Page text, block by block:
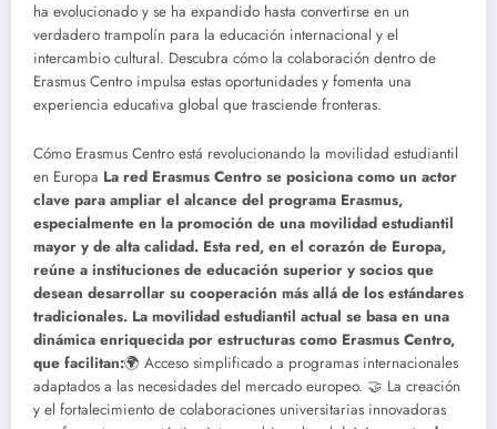
ha evolucionado y se ha expandido hasta convertirse en un
verdadero trampolín para la educación internacional y el
intercambio cultural. Descubra cómo la colaboración dentro de
Erasmus Centro impulsa estas oportunidades y fomenta una
experiencia educativa global que trasciende fronteras.
Cómo Erasmus Centro está revolucionando la movilidad estudiantil
en Europa La red Erasmus Centro se posiciona como un actor
clave para ampliar el alcance del programa Erasmus,
especialmente en la promoción de una movilidad estudiantil
mayor y de alta calidad. Esta red, en el corazón de Europa,
reúne a instituciones de educación superior y socios que
desean desarrollar su cooperación más allá de los estándares
tradicionales. La movilidad estudiantil actual se basa en una
dinámica enriquecida por estructuras como Erasmus Centro,
que facilitan:🌍 Acceso simplificado a programas internacionales
adaptados a las necesidades del mercado europeo. 🤝 La creación
y el fortalecimiento de colaboraciones universitarias innovadoras